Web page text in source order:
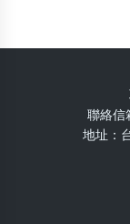
聯絡信
地址：